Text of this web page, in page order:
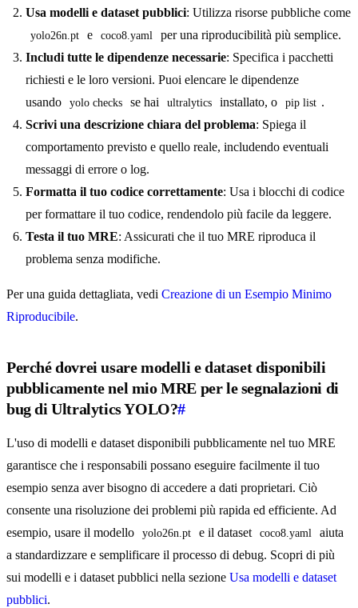
Usa modelli e dataset pubblici: Utilizza risorse pubbliche come
yolo26n.pt e coco8.yaml
per una riproducibilità più semplice.
Includi tutte le dipendenze necessarie: Specifica i pacchetti
richiesti e le loro versioni. Puoi elencare le dipendenze
usando
yolo checks se hai ultralytics installato, o pip list .
Scrivi una descrizione chiara del problema: Spiega il
comportamento previsto e quello reale, includendo eventuali
messaggi di errore o log.
Formatta il tuo codice correttamente: Usa i blocchi di codice
per formattare il tuo codice, rendendolo più facile da leggere.
Testa il tuo MRE: Assicurati che il tuo MRE riproduca il
problema senza modifiche.
Per una guida dettagliata, vedi Creazione di un Esempio Minimo
Riproducibile.
Perché dovrei usare modelli e dataset disponibili
pubblicamente nel mio MRE per le segnalazioni di
bug di Ultralytics YOLO?#
L'uso di modelli e dataset disponibili pubblicamente nel tuo MRE
garantisce che i responsabili possano eseguire facilmente il tuo
esempio senza aver bisogno di accedere a dati proprietari. Ciò
consente una risoluzione dei problemi più rapida ed efficiente. Ad
esempio, usare il modello
yolo26n.pt e il dataset coco8.yaml
aiuta
a standardizzare e semplificare il processo di debug. Scopri di più
sui modelli e i dataset pubblici nella sezione Usa modelli e dataset
pubblici.